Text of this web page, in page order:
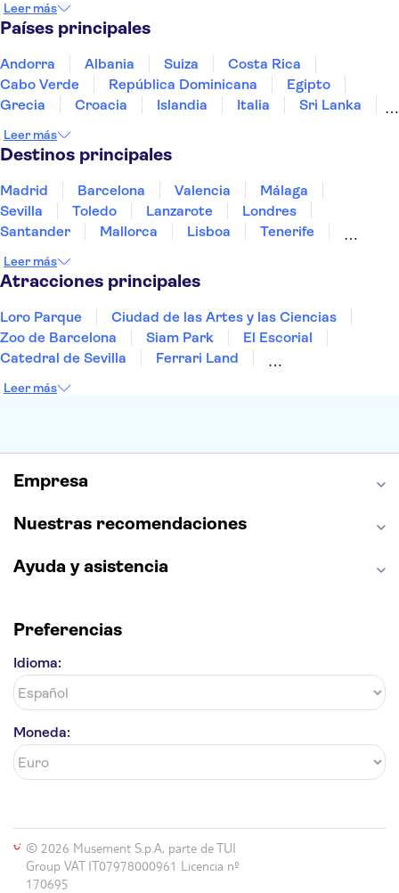
Palazzo Massimo
Murano y Burano
Museum of Senses
Ruinas de Pompeya
Museo Egipcio de Turín
Leer más
Países principales
Andorra Albania Suiza
Costa Rica
Cabo Verde
República Dominicana
Egipto
Grecia
Croacia Islandia Italia
Sri Lanka
Portugal
Tailandia
Leer más
Destinos principales
Madrid Barcelona Valencia
Málaga
Sevilla
Toledo Lanzarote
Londres
Santander
Mallorca Lisboa
Tenerife
Bilbao
Menorca Granada
Leer más
Atracciones principales
Loro Parque
Ciudad de las Artes y las Ciencias
Zoo de Barcelona
Siam Park
El Escorial
Catedral de Sevilla
Ferrari Land
Montserrat
Parque Warner
Leer más
Empresa
Nuestras recomendaciones
Ayuda y asistencia
Preferencias
Idioma:
Moneda:
© 2026 Musement S.p.A, parte de TUI
Group VAT IT07978000961 Licencia nº
170695